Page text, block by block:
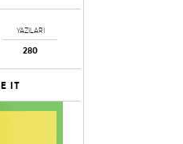
YAZILARI
280
IT